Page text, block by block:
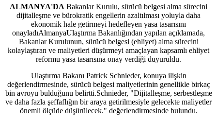
ALMANYA'DA Bakanlar Kurulu, sürücü belgesi alma sürecini
dijitalleşme ve bürokratik engellerin azaltılması yoluyla daha
ekonomik hale getirmeyi hedefleyen yasa tasarısını
onayladıAlmanyaUlaştırma Bakanlığından yapılan açıklamada,
Bakanlar Kurulunun, sürücü belgesi (ehliyet) alma sürecini
kolaylaştıran ve maliyetleri düşürmeyi amaçlayan kapsamlı ehliyet
reformu yasa tasarısına onay verdiği duyuruldu.
Ulaştırma Bakanı Patrick Schnieder, konuya ilişkin
değerlendirmesinde, sürücü belgesi maliyetlerinin genellikle birkaç
bin avroyu bulduğunu belirtti.Schnieder, "Dijitalleşme, serbestleşme
ve daha fazla şeffaflığın bir araya getirilmesiyle gelecekte maliyetler
önemli ölçüde düşürülecek." değerlendirmesinde bulundu.